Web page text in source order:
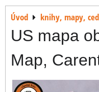
Úvod knihy, mapy,
US mapa
Map,